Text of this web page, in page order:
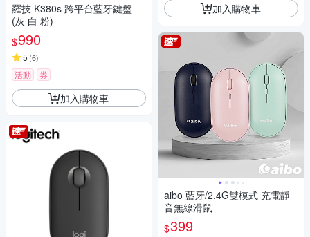
羅技 K380s 跨平台藍牙鍵盤
(灰 白 粉)
$990
5 (6)
活動 券
加入購物車
加入購物車
aibo 藍牙/2.4G雙模式 充電靜
音無線滑鼠
$399